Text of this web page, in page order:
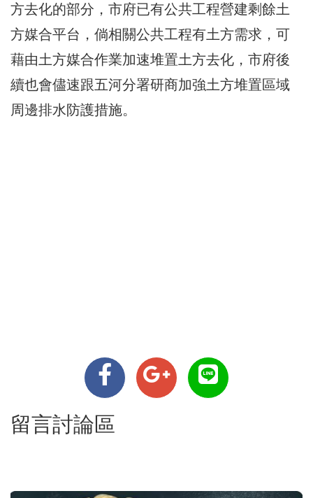
方去化的部分，市府已有公共工程營建剩餘土
方媒合平台，倘相關公共工程有土方需求，可
藉由土方媒合作業加速堆置土方去化，市府後
續也會儘速跟五河分署研商加強土方堆置區域
周邊排水防護措施。
留言討論區